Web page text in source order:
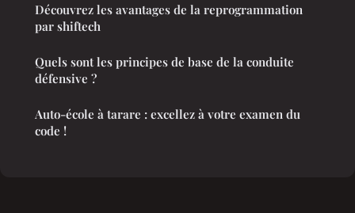
Découvrez les avantages de la reprogrammation
par shiftech
Quels sont les principes de base de la conduite
défensive ?
Auto-école à tarare : excellez à votre examen du
code !